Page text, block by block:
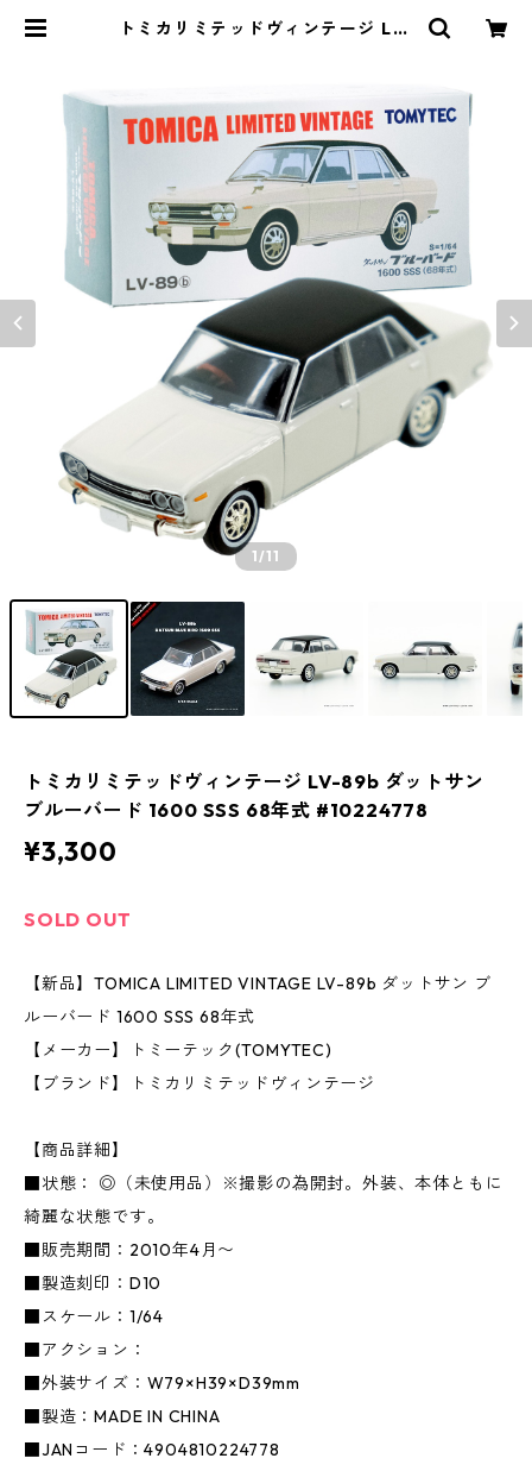
トミカリミテッドヴィンテージ LV-
1/11
トミカリミテッドヴィンテージ LV-89b ダットサン
ブルーバード 1600 SSS 68年式 #10224778
¥3,300
SOLD OUT
【新品】TOMICA LIMITED VINTAGE LV-89b ダットサン ブ
ルーバード 1600 SSS 68年式
【メーカー】トミーテック(TOMYTEC)
【ブランド】トミカリミテッドヴィンテージ
【商品詳細】
■状態： ◎（未使用品）※撮影の為開封。外装、本体ともに
綺麗な状態です。
■販売期間：2010年4月〜
■製造刻印：D10
■スケール：1/64
■アクション：
■外装サイズ：W79×H39×D39mm
■製造：MADE IN CHINA
■JANコード：4904810224778